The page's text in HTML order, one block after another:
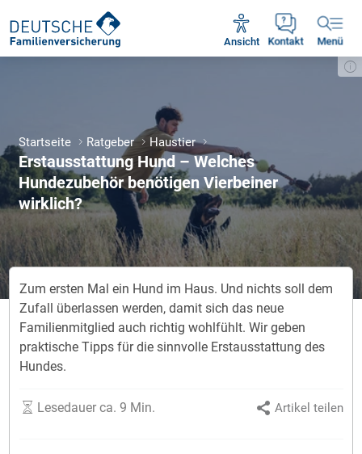
Kontakt
Ansicht Menü
Mo - Fr 09:00 - 18:30 Uhr
Startseite Ratgeber Haustier
Erstausstattung Hund – Welches
Hundezubehör benötigen Vierbeiner
wirklich?
Zum ersten Mal ein Hund im Haus. Und nichts soll dem
Zufall überlassen werden, damit sich das neue
Familienmitglied auch richtig wohlfühlt. Wir geben
praktische Tipps für die sinnvolle Erstausstattung des
Hundes.
Lesedauer ca. 9 Min. Artikel teilen